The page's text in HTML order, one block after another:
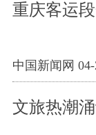
重庆客运
中国新闻网 04-
文旅热潮